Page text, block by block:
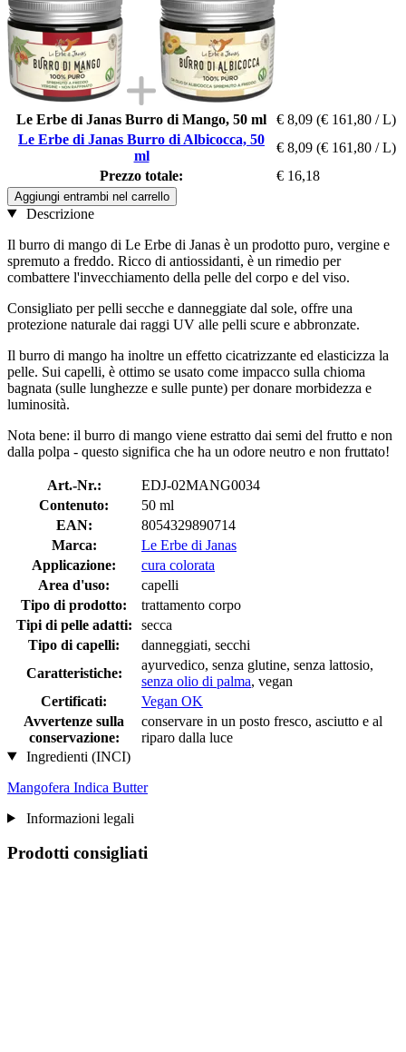
Le Erbe di Janas Burro di Mango, 50 ml € 8,09 (€ 161,80 / L)
Le Erbe di Janas Burro di Albicocca, 50
ml
€ 8,09 (€ 161,80 / L)
Prezzo totale:
€ 16,18
Aggiungi entrambi nel carrello
Descrizione
Il burro di mango di Le Erbe di Janas è un prodotto puro, vergine e
spremuto a freddo. Ricco di antiossidanti, è un rimedio per
combattere l'invecchiamento della pelle del corpo e del viso.
Consigliato per pelli secche e danneggiate dal sole, offre una
protezione naturale dai raggi UV alle pelli scure e abbronzate.
Il burro di mango ha inoltre un effetto cicatrizzante ed elasticizza la
pelle. Sui capelli, è ottimo se usato come impacco sulla chioma
bagnata (sulle lunghezze e sulle punte) per donare morbidezza e
luminosità.
Nota bene: il burro di mango viene estratto dai semi del frutto e non
dalla polpa - questo significa che ha un odore neutro e non fruttato!
Art.-Nr.:
EDJ-02MANG0034
Contenuto:
50 ml
EAN:
8054329890714
Marca:
Le Erbe di Janas
Applicazione:
cura colorata
Area d'uso:
capelli
Tipo di prodotto:
trattamento corpo
Tipi di pelle adatti:
secca
Tipo di capelli:
danneggiati, secchi
Caratteristiche:
ayurvedico, senza glutine, senza lattosio,
senza olio di palma, vegan
Certificati:
Vegan OK
Avvertenze sulla
conservazione:
conservare in un posto fresco, asciutto e al
riparo dalla luce
Ingredienti (INCI)
Mangofera Indica Butter
Informazioni legali
Prodotti consigliati